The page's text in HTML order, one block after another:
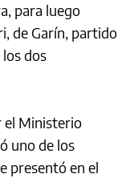
para luego
de Garín, partido
dos
el Ministerio
uno de los
presentó en el